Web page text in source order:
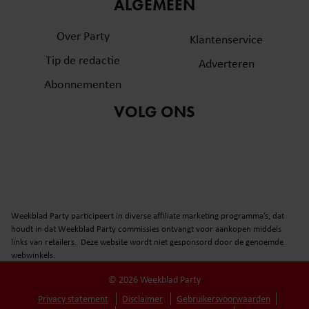
partners kunnen deze gegevens combineren met andere
verzameld op basis van uw gebruik van hun services. U
gaat akkoord met onze cookies als u onze website blijft
ALGEMEEN
Over Party
Tip de redactie
Abonnementen
Klantenservice
Adverteren
VOLG ONS
Weekblad Party participeert in diverse affiliate marketing programma’s, dat
houdt in dat Weekblad Party commissies ontvangt voor aankopen middels
links van retailers. Deze website wordt niet gesponsord door de genoemde
webwinkels.
© 2026 Weekblad Party
Privacy statement
Disclaimer
Gebruikersvoorwaarden